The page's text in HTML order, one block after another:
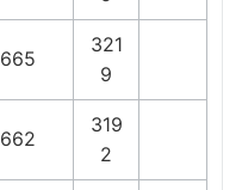
665
321
9
662
319
2